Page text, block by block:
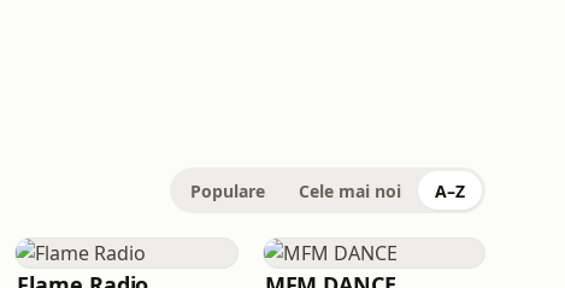
Populare Cele mai noi A–Z